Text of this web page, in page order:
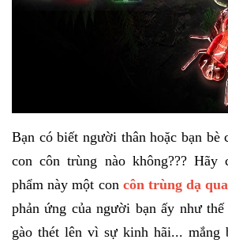
Bạn có biết người thân hoặc bạn bè
con côn trùng nào không??? Hãy
phẩm này một con côn trùng dạ
phản ứng của người bạn ấy như thế
gào thét lên vì sự kinh hãi... mắng